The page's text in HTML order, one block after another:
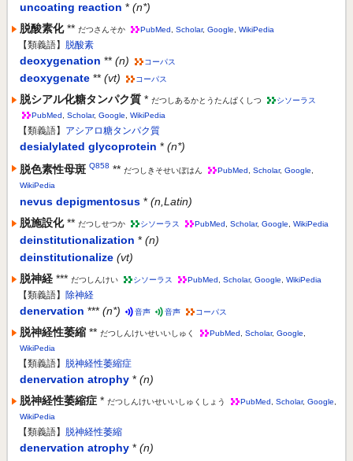
uncoating reaction * (n*)
脱酸素化 ** だつさんそか PubMed Scholar, Google WikiPedia
【類義語】 脱酸素
deoxygenation ** (n) コーパス
deoxygenate ** (vt) コーパス
脱シアル化糖タンパク質 * だつしあるかとうたんぱくしつ
シソーラス
PubMed
Scholar, Google WikiPedia
【類義語】 アシアロ糖タンパク質
desialylated glycoprotein * (n*)
脱色素性母斑 Q858 ** だつしきそせいぼはん PubMed Scholar, Google
WikiPedia
nevus depigmentosus * (n,Latin)
脱施設化 ** だつしせつか シソーラス PubMed Scholar, Google WikiPedia
deinstitutionalization * (n)
deinstitutionalize (vt)
脱神経 *** だつしんけい シソーラス PubMed Scholar, Google WikiPedia
【類義語】 除神経
denervation *** (n*) 音声 音声 コーパス
脱神経性萎縮 ** だつしんけいせいいしゅく PubMed Scholar, Google
WikiPedia
【類義語】 脱神経性萎縮症
denervation atrophy * (n)
脱神経性萎縮症 * だつしんけいせいいしゅくしょう PubMed Scholar, Google
WikiPedia
【類義語】 脱神経性萎縮
denervation atrophy * (n)